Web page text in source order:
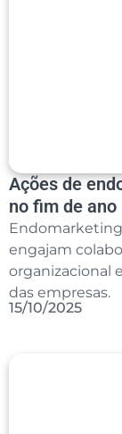
Ações de
no fim de ano
engajam
organizacional
das empresas.
15/10/2025